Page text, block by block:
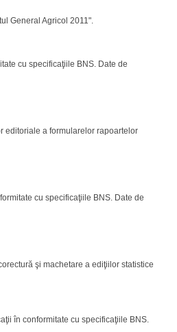
General Agricol 2011".
cu specificaţiile BNS. Date de
editoriale a formularelor rapoartelor
cu specificaţiile BNS. Date de
şi machetare a ediţiilor statistice
în conformitate cu specificaţiile BNS.